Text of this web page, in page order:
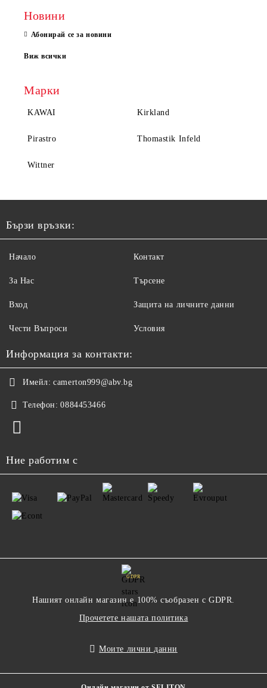
Новини
Абонирай се за новини
Виж всички
Марки
KAWAI Kirkland
Pirastro Thomastik Infeld
Wittner
Бързи връзки:
Начало
За Нас
Вход
Чести Въпроси
Контакт
Търсене
Защита на личните данни
Условия
Информация за контакти:
Имейл: camerton999@abv.bg
Телефон: 0884453466
Ние работим с
GDPR
Нашият онлайн магазин е 100% съобразен с GDPR.
Прочетете нашата политика
Моите лични данни